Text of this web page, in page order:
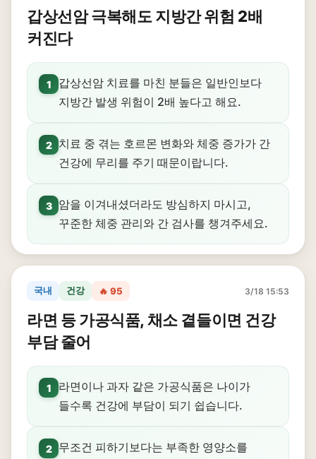
갑상선암 극복해도 지방간 위험 2배
커진다
1
갑상선암 치료를 마친 분들은 일반인보다
지방간 발생 위험이 2배 높다고 해요.
2
치료 중 겪는 호르몬 변화와 체중 증가가 간
건강에 무리를 주기 때문이랍니다.
3
암을 이겨내셨더라도 방심하지 마시고,
꾸준한 체중 관리와 간 검사를 챙겨주세요.
국내 건강 🔥 95 3/18 15:53
라면 등 가공식품, 채소 곁들이면 건강
부담 줄어
1
라면이나 과자 같은 가공식품은 나이가
들수록 건강에 부담이 되기 쉽습니다.
2 무조건 피하기보다는 부족한 영양소를